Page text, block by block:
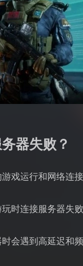
器失败？
戏运行和网络连
时连接服务器失败
会遇到高延迟和